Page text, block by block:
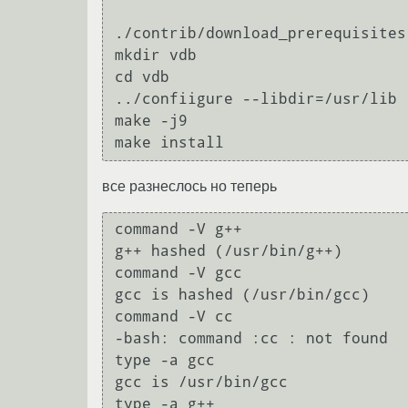
./contrib/download_prerequisites
mkdir vdb
cd vdb
../confiigure --libdir=/usr/lib
make -j9
все разнеслось но теперь
command -V g++
g++ hashed (/usr/bin/g++)
command -V gcc
gcc is hashed (/usr/bin/gcc)
command -V cc
-bash: command :cc : not found
type -a gcc
gcc is /usr/bin/gcc
type -a g++